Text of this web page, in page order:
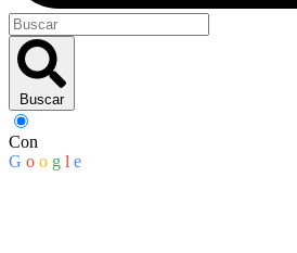
Buscar
Con
G o o g l e